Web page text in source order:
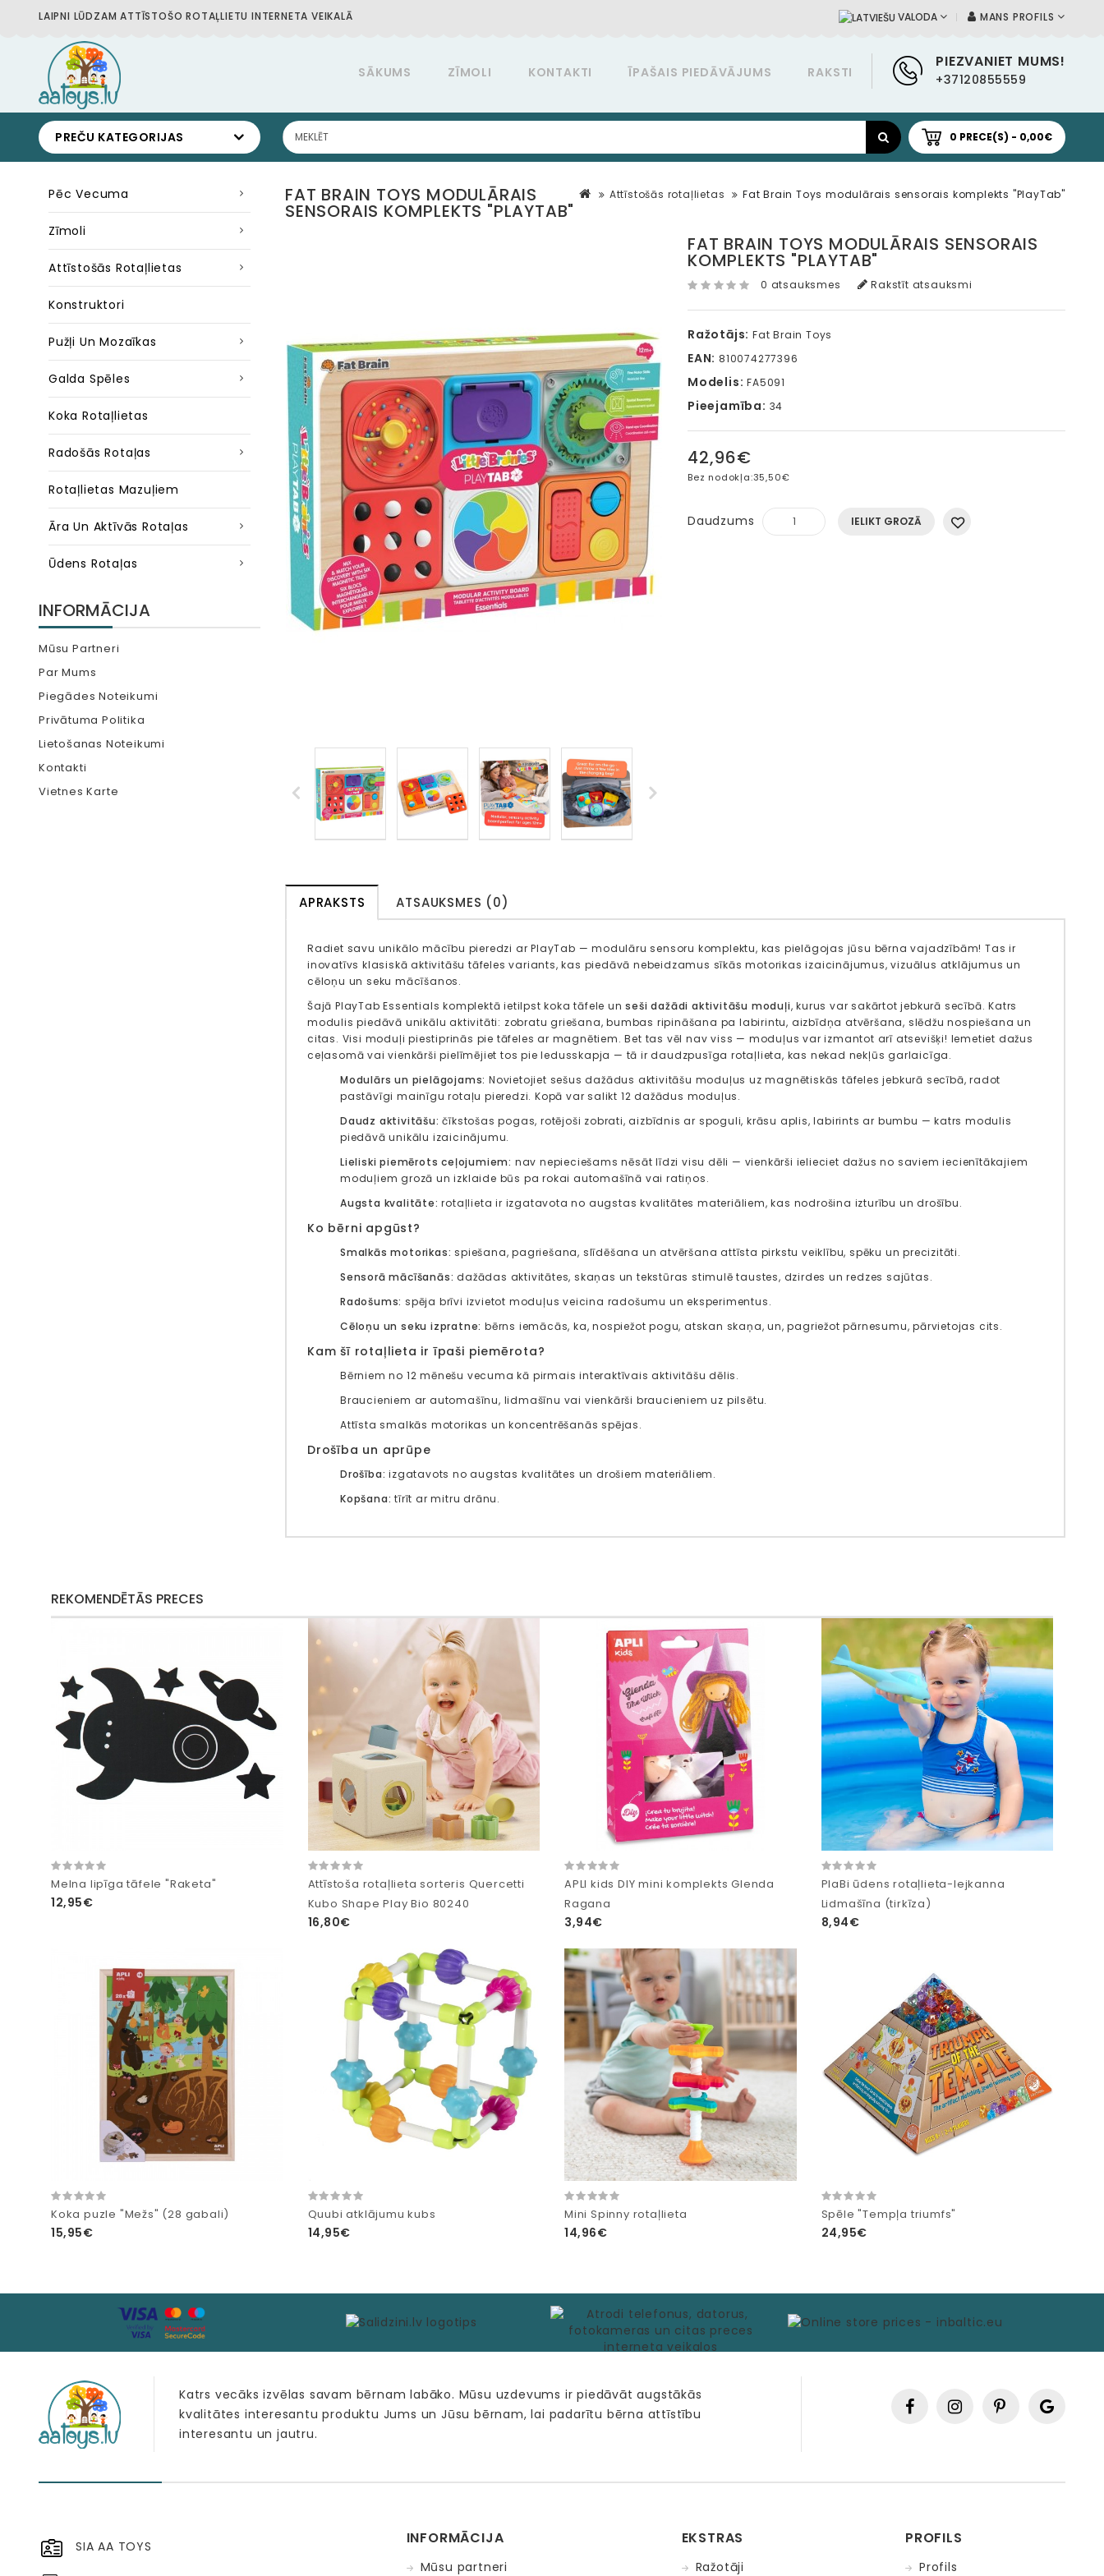
LAIPNI LŪDZAM ATTĪSTOŠO ROTAĻLIETU INTERNETA VEIKALĀ MANS PROFILS
VALODA
PIEZVANIET MUMS!
+37120855559
SĀKUMS ZĪMOLI KONTAKTI ĪPAŠAIS PIEDĀVĀJUMS RAKSTI
PREČU KATEGORIJAS 0 PRECE(S) - 0,00€
Pēc Vecuma
Zīmoli
Attīstošās Rotaļlietas
Konstruktori
Pužļi Un Mozaīkas
Galda Spēles
Koka Rotaļlietas
Radošās Rotaļas
Rotaļlietas Mazuļiem
Āra Un Aktīvās Rotaļas
Ūdens Rotaļas
INFORMĀCIJA
Mūsu Partneri
Par Mums
Piegādes Noteikumi
Privātuma Politika
Lietošanas Noteikumi
Kontakti
Vietnes Karte
Attīstošās rotaļlietas Fat Brain Toys modulārais sensorais komplekts "PlayTab"
FAT BRAIN TOYS MODULĀRAIS
SENSORAIS KOMPLEKTS "PLAYTAB"
FAT BRAIN TOYS MODULĀRAIS SENSORAIS
KOMPLEKTS "PLAYTAB"
0 atsauksmes Rakstīt atsauksmi
Ražotājs: Fat Brain Toys
EAN: 810074277396
Modelis: FA5091
Pieejamība: 34
42,96€
Bez nodokļa:35,50€
Daudzums IELIKT GROZĀ
APRAKSTS ATSAUKSMES (0)
Radiet savu unikālo mācību pieredzi ar PlayTab — modulāru sensoru komplektu, kas pielāgojas jūsu bērna vajadzībām! Tas ir
inovatīvs klasiskā aktivitāšu tāfeles variants, kas piedāvā nebeidzamus sīkās motorikas izaicinājumus, vizuālus atklājumus un
cēloņu un seku mācīšanos.
Šajā PlayTab Essentials komplektā ietilpst koka tāfele unseši dažādi aktivitāšu moduļi, kurus var sakārtot jebkurā secībā. Katrs
modulis piedāvā unikālu aktivitāti: zobratu griešana, bumbas ripināšana pa labirintu, aizbīdņa atvēršana, slēdžu nospiešana un
citas. Visi moduļi piestiprinās pie tāfeles ar magnētiem. Bet tas vēl nav viss — moduļus var izmantot arī atsevišķi! Iemetiet dažus
ceļasomā vai vienkārši pielīmējiet tos pie ledusskapja — tā ir daudzpusīga rotaļlieta, kas nekad nekļūs garlaicīga.
Modulārs un pielāgojams: Novietojiet sešus dažādus aktivitāšu moduļus uz magnētiskās tāfeles jebkurā secībā, radot
pastāvīgi mainīgu rotaļu pieredzi. Kopā var salikt 12 dažādus moduļus.
Daudz aktivitāšu: čīkstošas ​​pogas, rotējoši zobrati, aizbīdnis ar spoguli, krāsu aplis, labirints ar bumbu — katrs modulis
piedāvā unikālu izaicinājumu.
Lieliski piemērots ceļojumiem: nav nepieciešams nēsāt līdzi visu dēli — vienkārši ielieciet dažus no saviem iecienītākajiem
moduļiem grozā un izklaide būs pa rokai automašīnā vai ratiņos.
Augsta kvalitāte: rotaļlieta ir izgatavota no augstas kvalitātes materiāliem, kas nodrošina izturību un drošību.
Ko bērni apgūst?
Smalkās motorikas: spiešana, pagriešana, slīdēšana un atvēršana attīsta pirkstu veiklību, spēku un precizitāti.
Sensorā mācīšanās: dažādas aktivitātes, skaņas un tekstūras stimulē taustes, dzirdes un redzes sajūtas.
Radošums: spēja brīvi izvietot moduļus veicina radošumu un eksperimentus.
Cēloņu un seku izpratne: bērns iemācās, ka, nospiežot pogu, atskan skaņa, un, pagriežot pārnesumu, pārvietojas cits.
Kam šī rotaļlieta ir īpaši piemērota?
Bērniem no 12 mēnešu vecuma kā pirmais interaktīvais aktivitāšu dēlis.
Braucieniem ar automašīnu, lidmašīnu vai vienkārši braucieniem uz pilsētu.
Attīsta smalkās motorikas un koncentrēšanās spējas.
Drošība un aprūpe
Drošība: izgatavots no augstas kvalitātes un drošiem materiāliem.
Kopšana: tīrīt ar mitru drānu.
REKOMENDĒTĀS PRECES
Melna lipīga tāfele "Raketa"
12,95€
Attīstoša rotaļlieta sorteris Quercetti
Kubo Shape Play Bio 80240
16,80€
APLI kids DIY mini komplekts Glenda
Ragana
3,94€
PlaBi ūdens rotaļlieta-lejkanna
Lidmašīna (tirkīza)
8,94€
Koka puzle "Mežs" (28 gabali)
15,95€
Quubi atklājumu kubs
14,95€
Mini Spinny rotaļlieta
14,96€
Spēle "Tempļa triumfs"
24,95€
Katrs vecāks izvēlas savam bērnam labāko. Mūsu uzdevums ir piedāvāt augstākās
kvalitātes interesantu produktu Jums un Jūsu bērnam, lai padarītu bērna attīstību
interesantu un jautru.
SIA AA TOYS INFORMĀCIJA
Mūsu partneri
EKSTRAS
Ražotāji
PROFILS
Profils